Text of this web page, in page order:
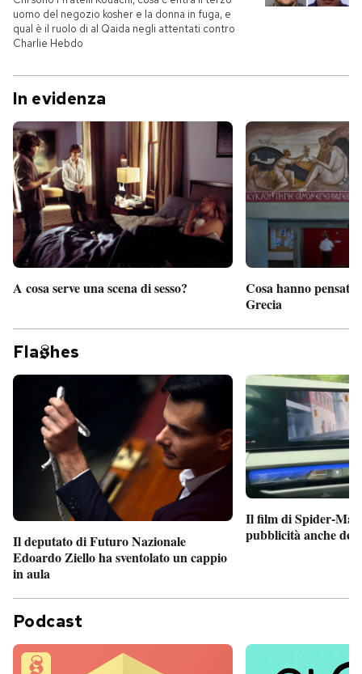
uomo del negozio kosher e la donna in fuga, e
qual è il ruolo di al Qaida negli attentati contro
Charlie Hebdo
In evidenza
A cosa serve una scena di sesso?
Cosa hanno pensato
Grecia
Fla hes
Il deputato di Futuro Nazionale
Edoardo Ziello ha sventolato un cappio
in aula
Il film di Spider-Man
pubblicità anche
Podcast